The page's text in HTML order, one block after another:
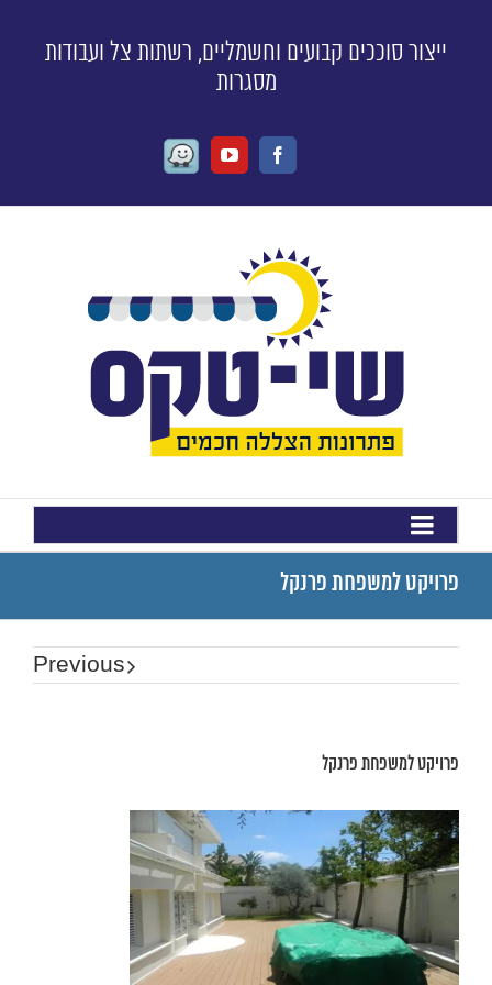
ייצור סוככים קבועים וחשמליים, רשתות צל ועבודות
מסגרות
Facebook
Youtube
Waze
פרויקט למשפחת פרנקל
Previous
פרויקט למשפחת פרנקל